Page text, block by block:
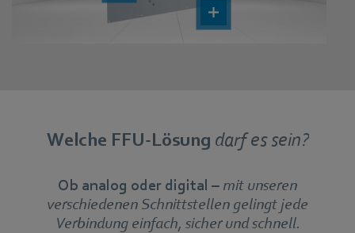
Welche FFU-Lösung darf es sein?
Ob analog oder digital – mit unseren
verschiedenen Schnittstellen gelingt jede
Verbindung einfach, sicher und schnell.